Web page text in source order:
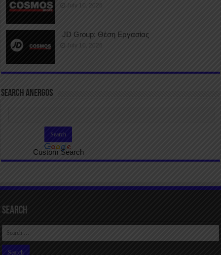
July 10, 2026
JD Group: Θέση Εργασίας
July 10, 2026
SEARCH ANERGOS
Custom Search
Search